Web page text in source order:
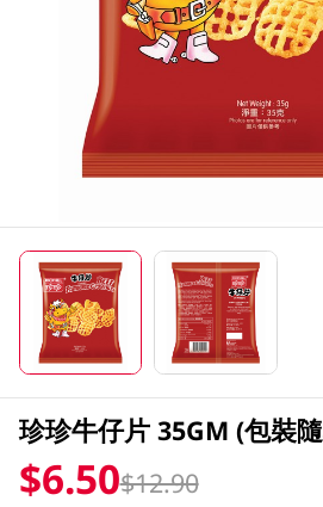
珍珍牛仔片 35GM (包裝
$6.50$12.90